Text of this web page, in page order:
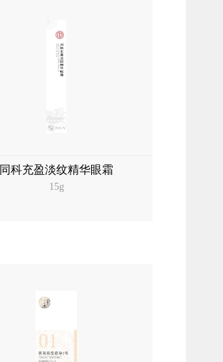
同科充盈淡纹精华眼霜
15g